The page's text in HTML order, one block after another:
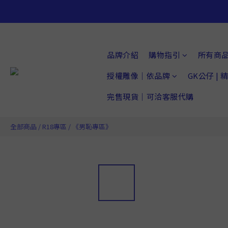
品牌介紹 購物指引
所有商
授權雕像｜依品牌
GK公仔 |
完售現貨｜可洽客服代購
全部商品 / R18專區 / 《男恥專區》